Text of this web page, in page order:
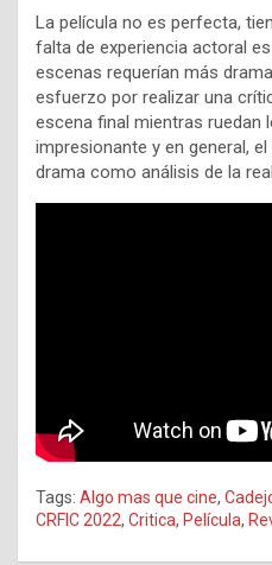
La película no es perfecta,
falta de experiencia actoral
escenas requerían más
esfuerzo por realizar una
escena final mientras ruedan
impresionante y en general,
drama como análisis de la
Tags: Algo mas que cine,
CRFIC 2022, Critica, Película,